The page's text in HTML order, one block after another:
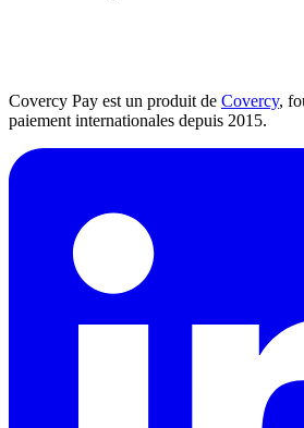
Covercy Pay est un produit de Covercy,
paiement internationales depuis 2015.